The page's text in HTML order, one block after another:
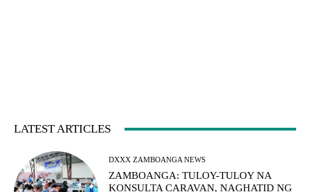
LATEST ARTICLES
DXXX ZAMBOANGA NEWS
ZAMBOANGA: TULOY-TULOY NA
KONSULTA CARAVAN, NAGHATID NG